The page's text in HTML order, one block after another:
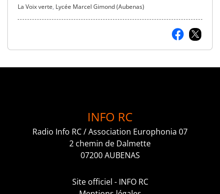
La Voix verte, Lycée Marcel Gimond (Aubenas)
INFO RC
Radio Info RC / Association Europhonia 07
2 chemin de Dalmette
07200 AUBENAS
Site officiel - INFO RC